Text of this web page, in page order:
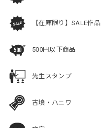
【在庫限り】SALE作品
500円以下商品
先生スタンプ
古墳・ハニワ